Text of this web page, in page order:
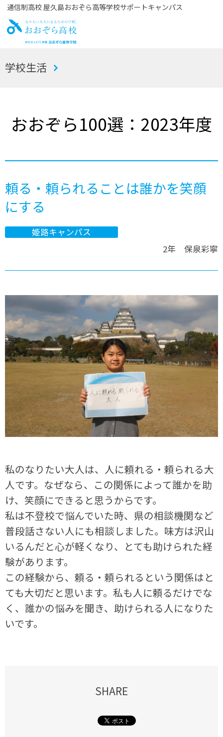
通信制高校 屋久島おおぞら高等学校サポートキャンパス
お
学校生活
おおぞら100選：2023年度
頼る・頼られることは誰かを笑顔
にする
姫路キャンパス
2年 保泉彩寧
私のなりたい大人は、人に頼れる・頼られる大
人です。なぜなら、この関係によって誰かを助
け、笑顔にできると思うからです。
私は不登校で悩んでいた時、県の相談機関など
普段話さない人にも相談しました。味方は沢山
いるんだと心が軽くなり、とても助けられた経
験があります。
この経験から、頼る・頼られるという関係はと
ても大切だと思います。私も人に頼るだけでな
く、誰かの悩みを聞き、助けられる人になりた
いです。
SHARE